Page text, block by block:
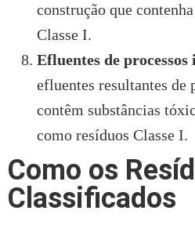
construção que
Classe I.
Efluentes de
efluentes resultantes de
contêm substâncias
como resíduos Classe I.
Como os
Classificados